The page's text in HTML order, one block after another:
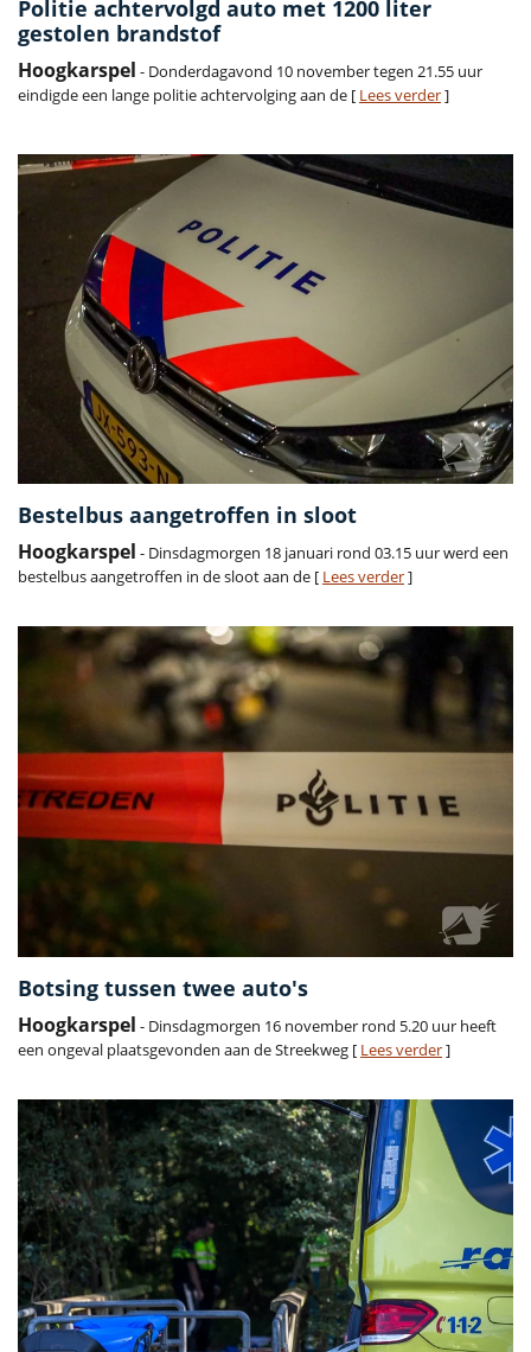
Politie achtervolgd auto met 1200 liter
gestolen brandstof
Hoogkarspel - Donderdagavond 10 november tegen 21.55 uur
eindigde een lange politie achtervolging aan de [ Lees verder]
Bestelbus aangetroffen in sloot
Hoogkarspel - Dinsdagmorgen 18 januari rond 03.15 uur werd een
bestelbus aangetroffen in de sloot aan de [ Lees verder]
Botsing tussen twee auto's
Hoogkarspel - Dinsdagmorgen 16 november rond 5.20 uur heeft
een ongeval plaatsgevonden aan de Streekweg [ Lees verder]